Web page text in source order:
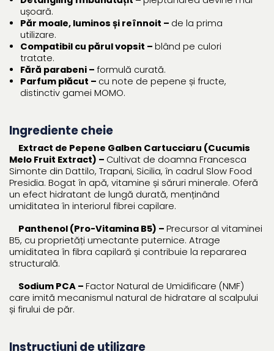
ușoară.
Păr moale, luminos și reînnoit – de la prima
utilizare.
Compatibil cu părul vopsit – blând pe culori
tratate.
Fără parabeni – formulă curată.
Parfum plăcut – cu note de pepene și fructe,
distinctiv gamei MOMO.
Ingrediente cheie
Extract de Pepene Galben Cartucciaru (Cucumis
Melo Fruit Extract) – Cultivat de doamna Francesca
Simonte din Dattilo, Trapani, Sicilia, în cadrul Slow Food
Presidia. Bogat în apă, vitamine și săruri minerale. Oferă
un efect hidratant de lungă durată, menținând
umiditatea în interiorul fibrei capilare.
Panthenol (Pro-Vitamina B5) – Precursor al vitaminei
B5, cu proprietăți umectante puternice. Atrage
umiditatea în fibra capilară și contribuie la repararea
structurală.
Sodium PCA – Factor Natural de Umidificare (NMF)
care imită mecanismul natural de hidratare al scalpului
și firului de păr.
Instrucțiuni de utilizare